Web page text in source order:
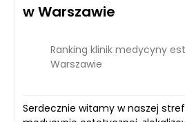
w Warszawie
Ranking klinik medycyny
Warszawie
Serdecznie witamy w naszej